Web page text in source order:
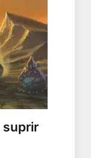
suprir